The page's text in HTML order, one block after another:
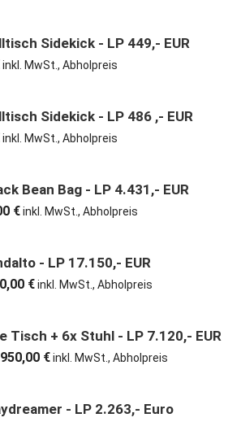
€
2.080,00 €.
Sidekick - LP 449,- EUR
Aktueller
390,00 €.
inkl. MwSt., Abholpreis
Sidekick - LP 486 ,- EUR
Aktueller
430,00 €.
inkl. MwSt., Abholpreis
Bean Bag - LP 4.431,- EUR
€
€Aktueller
3.150,00 €.
inkl. MwSt., Abholpreis
- LP 17.150,- EUR
€
€Aktueller
11.600,00 €.
inkl. MwSt., Abholpreis
Tisch + 6x Stuhl - LP 7.120,- EUR
€
€Aktueller
4.950,00 €.
inkl. MwSt., Abholpreis
- LP 2.263,- Euro